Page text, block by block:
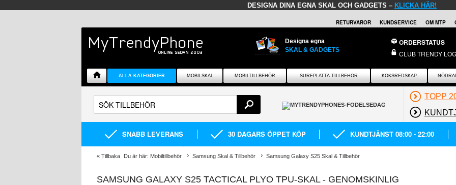
DESIGNA DINA EGNA SKAL OCH GADGETS – KLICKA HÄR!
RETURVAROR KUNDSERVICE OM MTP
Designa egna
SKAL & GADGETS
ORDERSTATUS
CLUB TRENDY
ALLA KATEGORIER MOBILSKAL MOBILTILLBEHÖR SURFPLATTA TILLBEHÖR KÖKSREDSKAP
TOPP
SNABB LEVERANS 30 DAGARS ÖPPET KÖP KUNDTJÄNST 08:00 - 22:00
« Tillbaka Du är här: Mobiltillbehör Samsung Skal & Tillbehör Samsung Galaxy S25 Skal & Tillbehör
SAMSUNG GALAXY S25 TACTICAL PLYO TPU-SKAL - GENOMSKINLIG